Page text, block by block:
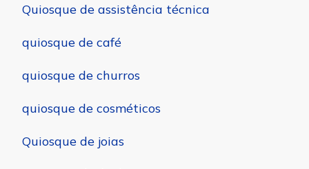
Quiosque de assistência técnica
quiosque de café
quiosque de churros
quiosque de cosméticos
Quiosque de joias